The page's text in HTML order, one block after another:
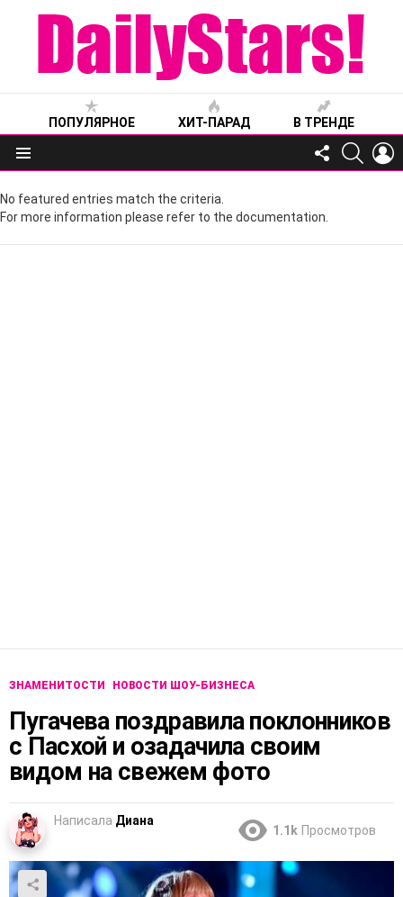
ПОПУЛЯРНОЕ ХИТ-ПАРАД В ТРЕНДЕ
Меню
FOLLOW
US
No featured entries match the criteria.
For more information please refer to the documentation.
ЗНАМЕНИТОСТИ НОВОСТИ ШОУ-БИЗНЕСА
Пугачева поздравила поклонников
с Пасхой и озадачила своим
видом на свежем фото
Написала Диана
1.1k Просмотров